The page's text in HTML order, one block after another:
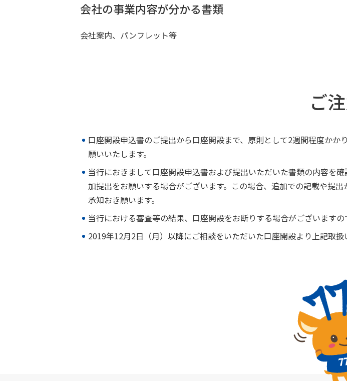
会社の事業内容が分かる書類
会社案内、パンフレット等
ご
口座開設申込書のご提出から口座開設まで、原則として2週間程度か
願いいたします。
当行におきまして口座開設申込書および提出いただいた書類の内容を
加提出をお願いする場合がございます。この場合、追加での記載や提
承知おき願います。
当行における審査等の結果、口座開設をお断りする場合がございますの
2019年12月2日（月）以降にご相談をいただいた口座開設より上記取扱